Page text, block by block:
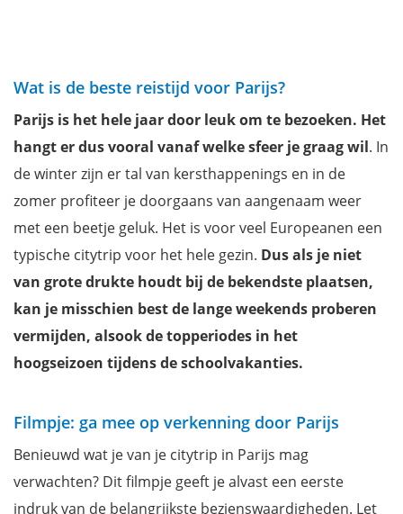
Wat is de beste reistijd voor Parijs?
Parijs is het hele jaar door leuk om te bezoeken. Het
hangt er dus vooral vanaf welke sfeer je graag wil. In
de winter zijn er tal van kersthappenings en in de
zomer profiteer je doorgaans van aangenaam weer
met een beetje geluk. Het is voor veel Europeanen een
typische citytrip voor het hele gezin. Dus als je niet
van grote drukte houdt bij de bekendste plaatsen,
kan je misschien best de lange weekends proberen
vermijden, alsook de topperiodes in het
hoogseizoen tijdens de schoolvakanties.
Filmpje: ga mee op verkenning door Parijs
Benieuwd wat je van je citytrip in Parijs mag
verwachten? Dit filmpje geeft je alvast een eerste
indruk van de belangrijkste bezienswaardigheden. Let